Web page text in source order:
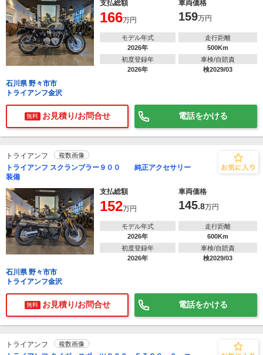
支払総額 車両価格
166万円 159万円
モデル年式
2026年
走行距離
500Km
初度登録年
2026年
車検/自賠責
検2029/03
石川県 野々市市
トライアンフ金沢
無料 お見積り/お問合せ 電話をかける
トライアンフ 複数画像
トライアンフ スクランブラー９００ 純正アクセサリー
装備
支払総額
車両価格
152万円 145.8万円
モデル年式
2026年
走行距離
600Km
初度登録年
2026年
車検/自賠責
検2029/03
石川県 野々市市
トライアンフ金沢
無料 お見積り/お問合せ 電話をかける
トライアンフ 複数画像